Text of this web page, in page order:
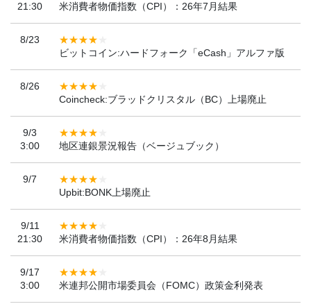
21:30
米消費者物価指数（CPI）：26年7月結果
8/23
ビットコイン:ハードフォーク「eCash」アルファ版
8/26
Coincheck:ブラッドクリスタル（BC）上場廃止
9/3
3:00
地区連銀景況報告（ベージュブック）
9/7
Upbit:BONK上場廃止
9/11
21:30
米消費者物価指数（CPI）：26年8月結果
9/17
3:00
米連邦公開市場委員会（FOMC）政策金利発表